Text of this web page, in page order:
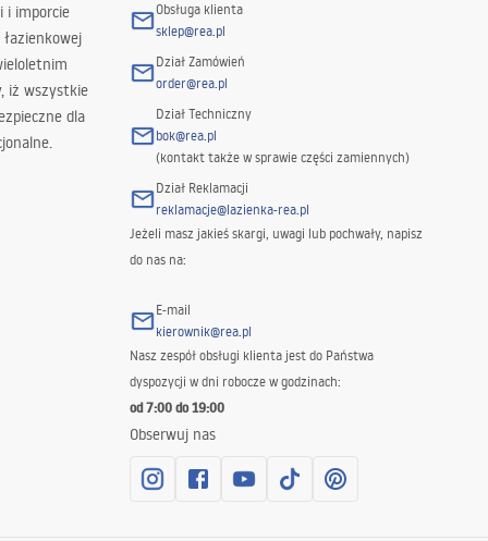
i imporcie
iż wszystkie
dla
Obsługa klienta
sklep@rea.pl
Dział Zamówień
order@rea.pl
Dział Techniczny
bok@rea.pl
(kontakt także w sprawie części zamiennych)
Dział Reklamacji
reklamacje@lazienka-rea.pl
Jeżeli masz jakieś skargi, uwagi lub pochwały, napisz
do nas na:
E-mail
kierownik@rea.pl
Nasz zespół obsługi klienta jest do Państwa
dyspozycji w dni robocze w godzinach:
od 7:00 do 19:00
Obserwuj nas